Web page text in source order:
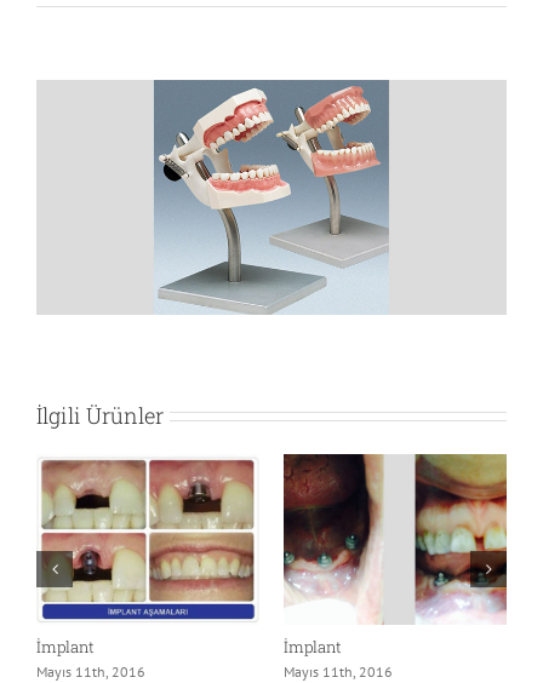
İlgili Ürünler
İmplant
Mayıs 11th, 2016
İmplant
Mayıs 11th, 2016